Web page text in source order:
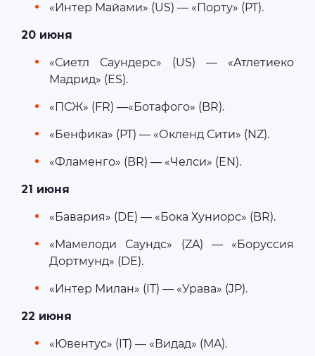
«Интер Майами» (US) — «Порту» (PT).
20 июня
«Сиетл Саундерс» (US) — «Атлетиеко
Мадрид» (ES).
«ПСЖ» (FR) —«Ботафого» (BR).
«Бенфика» (PT) — «Окленд Сити» (NZ).
«Фламенго» (BR) — «Челси» (EN).
21 июня
«Бавария» (DE) — «Бока Хуниорс» (BR).
«Мамелоди Саундс» (ZA) — «Боруссия
Дортмунд» (DE).
«Интер Милан» (IT) — «Урава» (JP).
22 июня
«Ювентус» (IT) — «Видад» (MA).